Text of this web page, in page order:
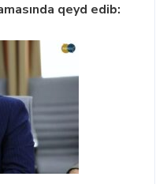
qeyd edib: